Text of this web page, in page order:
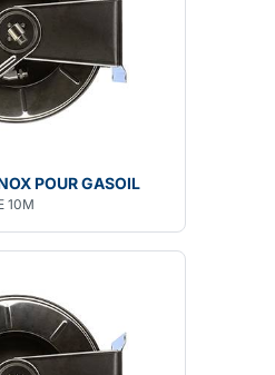
POUR GASOIL
10M